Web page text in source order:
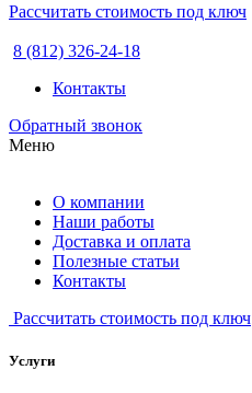
Рассчитать стоимость под ключ
8 (812) 326-24-18
Контакты
Обратный звонок
Меню
О компании
Наши работы
Доставка и оплата
Полезные статьи
Контакты
Рассчитать стоимость под ключ
Услуги